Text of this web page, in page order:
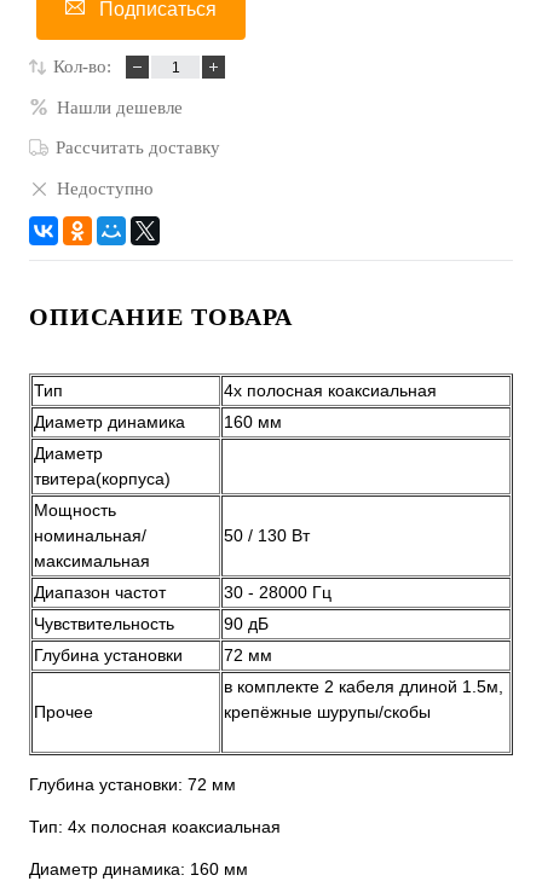
Подписаться
Кол-во:
Нашли дешевле
Рассчитать доставку
Недоступно
ОПИСАНИЕ ТОВАРА
Тип
4х полосная коаксиальная
Диаметр динамика
160 мм
Диаметр
твитера(корпуса)
Мощность
номинальная/
максимальная
50 / 130 Вт
Диапазон частот
30 - 28000 Гц
Чувствительность
90 дБ
Глубина установки
72 мм
Прочее
в комплекте 2 кабеля длиной 1.5м,
крепёжные шурупы/скобы
Глубина установки: 72 мм
Тип: 4х полосная коаксиальная
Диаметр динамика: 160 мм